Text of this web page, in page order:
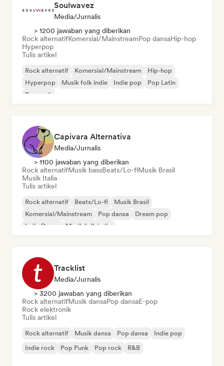
Soulwavez
Media/Jurnalis
> 1200 jawaban yang diberikan
Rock alternatifKomersial/MainstreamPop dansaHip-hop
Hyperpop
Tulis artikel
Rock alternatif Komersial/Mainstream
Hip-hop
Hyperpop
Musik folk indie Indie pop
Pop Latin
Pop rock
Capivara Alternativa
Media/Jurnalis
> 1100 jawaban yang diberikan
Rock alternatifMusik bassBeats/Lo-fiMusik Brasil
Musik Italia
Tulis artikel
Rock alternatif Beats/Lo-fi
Musik Brasil
Komersial/Mainstream
Pop dansa
Dream pop
Indie Dance
Musik folk indie
Tracklist
Media/Jurnalis
> 3200 jawaban yang diberikan
Rock alternatifMusik dansaPop dansaE-pop
Rock elektronik
Tulis artikel
Rock alternatif Musik dansa Pop dansa
Indie pop
Indie rock
Pop Punk Pop rock R&B